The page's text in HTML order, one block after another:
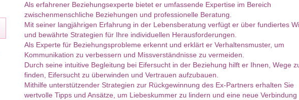
Als erfahrener Beziehungsexperte bietet er umfassende Expertise im Bereich
zwischenmenschliche Beziehungen und professionelle Beratung.
Mit seiner langjährigen Erfahrung in der Lebensberatung verfügt er über fundiertes
und bewährte Strategien für Ihre individuellen Herausforderungen.
Als Experte für Beziehungsprobleme erkennt und erklärt er Verhaltensmuster, um
Kommunikation zu verbessern und Missverständnisse zu vermeiden.
Durch seine intuitive Begleitung bei Eifersucht in der Beziehung hilft er Ihnen, Wege
finden, Eifersucht zu überwinden und Vertrauen aufzubauen.
Mithilfe unterstützender Strategien zur Rückgewinnung des Ex-Partners erhalten Sie
wertvolle Tipps und Ansätze, um Liebeskummer zu lindern und eine neue Verbindung